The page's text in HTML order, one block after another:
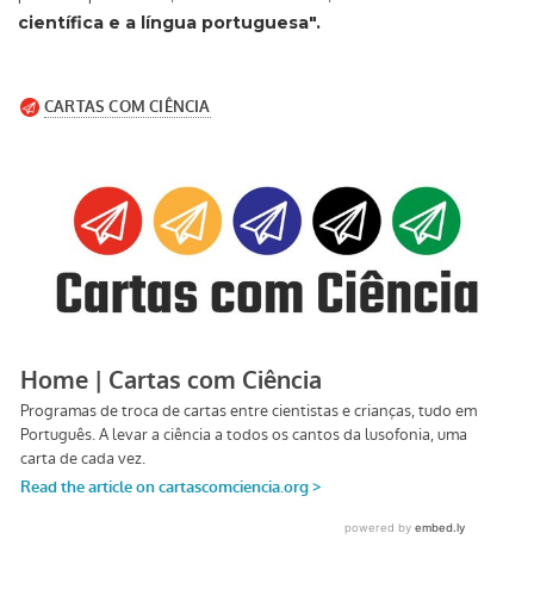
científica e a língua portuguesa".